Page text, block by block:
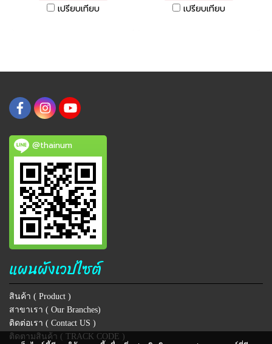
เปรียบเทียบ
เปรียบเทียบ
@thainum
แผนผังเวปไซต์
สินค้า ( Product )
สาขาเรา ( Our Branches)
ติดต่อเรา ( Contact US )
ติดตามสินค้า ( TRACK CODE )